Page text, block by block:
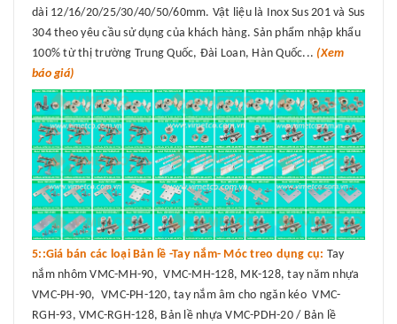
dài 12/16/20/25/30/40/50/60mm. Vật liệu là Inox Sus 201 và Sus
304 theo yêu cầu sử dụng của khách hàng. Sản phẩm nhập khẩu
100% từ thị trường Trung Quốc, Đài Loan, Hàn Quốc... (Xem
báo giá)
5::Giá bán các loại Bản lề -Tay nắm- Móc treo dụng cụ: Tay
nắm nhôm VMC-MH-90, VMC-MH-128, MK-128, tay năm nhựa
VMC-PH-90, VMC-PH-120, tay nắm âm cho ngăn kéo VMC-
RGH-93, VMC-RGH-128, Bản lề nhựa VMC-PDH-20 / Bản lề